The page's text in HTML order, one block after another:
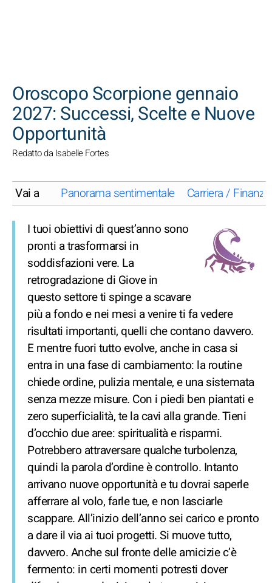
Oroscopo Scorpione gennaio
2027: Successi, Scelte e Nuove
Opportunità
Redatto da Isabelle Fortes
Vai a Panorama sentimentale Carriera / Finanze
I tuoi obiettivi di quest’anno sono
pronti a trasformarsi in
soddisfazioni vere. La
retrogradazione di Giove in
questo settore ti spinge a scavare
più a fondo e nei mesi a venire ti fa vedere
risultati importanti, quelli che contano davvero.
E mentre fuori tutto evolve, anche in casa si
entra in una fase di cambiamento: la routine
chiede ordine, pulizia mentale, e una sistemata
senza mezze misure. Con i piedi ben piantati e
zero superficialità, te la cavi alla grande. Tieni
d’occhio due aree: spiritualità e risparmi.
Potrebbero attraversare qualche turbolenza,
quindi la parola d’ordine è controllo. Intanto
arrivano nuove opportunità e tu dovrai saperle
afferrare al volo, farle tue, e non lasciarle
scappare. All’inizio dell’anno sei carico e pronto
a dare il via ai tuoi progetti. Si muove tutto,
davvero. Anche sul fronte delle amicizie c’è
fermento: in certi momenti potresti dover